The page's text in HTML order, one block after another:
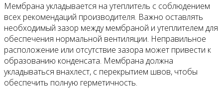
Мембрана укладывается на утеплитель с соблюдением
всех рекомендаций производителя. Важно оставлять
необходимый зазор между мембраной и утеплителем для
обеспечения нормальной вентиляции. Неправильное
расположение или отсутствие зазора может привести к
образованию конденсата. Мембрана должна
укладываться внахлест, с перекрытием швов, чтобы
обеспечить полную герметичность.